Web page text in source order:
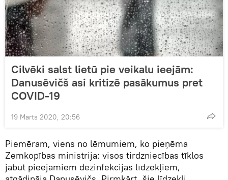
Cilvēki salst lietū pie veikalu ieejām:
Danusēvičš asi kritizē pasākumus pret
COVID-19
19 Marts 2020, 20:56
Piemēram, viens no lēmumiem, ko pieņēma
Zemkopības ministrija: visos tirdzniecības tīklos
jābūt pieejamiem dezinfekcijas līdzekļiem,